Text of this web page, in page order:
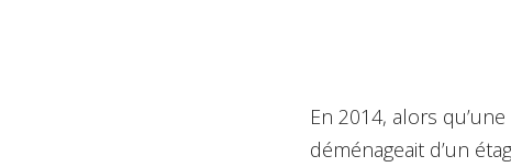
En 2014, alors
déménageait d’un